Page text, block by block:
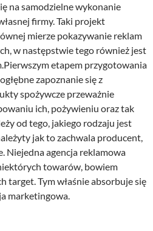
na samodzielne wykonanie
firmy. Taki projekt
mierze pokazywanie reklam
w następstwie tego również jest
etapem przygotowania
zapoznanie się z
spożywcze przeważnie
ich, pożywieniu oraz tak
od tego, jakiego rodzaju jest
jak to zachwala producent,
Niejedna agencja reklamowa
towarów, bowiem
target. Tym właśnie absorbuje się
marketingowa.